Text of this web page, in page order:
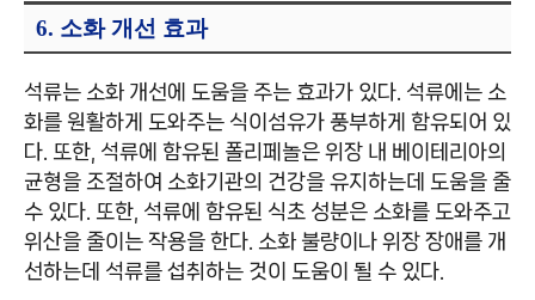
6. 소화 개선 효과
석류는 소화 개선에 도움을 주는 효과가 있다. 석류에는 소
화를 원활하게 도와주는 식이섬유가 풍부하게 함유되어 있
다. 또한, 석류에 함유된 폴리페놀은 위장 내 베이테리아의
균형을 조절하여 소화기관의 건강을 유지하는데 도움을 줄
수 있다. 또한, 석류에 함유된 식초 성분은 소화를 도와주고
위산을 줄이는 작용을 한다. 소화 불량이나 위장 장애를 개
선하는데 석류를 섭취하는 것이 도움이 될 수 있다.